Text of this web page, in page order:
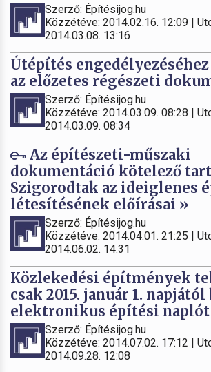
Szerző: Építésijog.hu
Közzétéve: 2014.02.16. 12:09 |
2014.03.08. 13:16
Útépítés
az előzetes régészeti
Szerző: Építésijog.hu
Közzétéve: 2014.03.09. 08:28 |
2014.03.09. 08:34
Az építészeti-műszaki
dokumentáció kötelező
Szigorodtak az ideiglenes
létesítésének előírásai »
Szerző: Építésijog.hu
Közzétéve: 2014.04.01. 21:25 |
2014.06.02. 14:31
Közlekedési építmények
csak 2015. január 1.
elektronikus építési
Szerző: Építésijog.hu
Közzétéve: 2014.07.02. 17:12 |
2014.09.28. 12:08